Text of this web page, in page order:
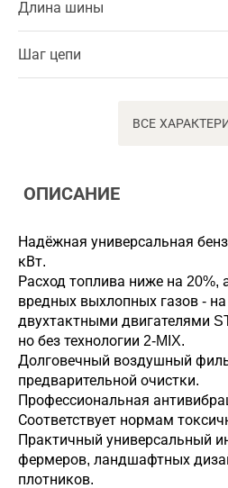
Длина шины
Шаг цепи
ВСЕ
ОПИСАНИЕ
Надёжная универсальная
кВт.
Расход топлива ниже на 20%,
вредных выхлопных газов -
двухтактными двигателями
но без технологии 2-MIX.
Долговечный воздушный
предварительной очистки.
Профессиональная
Соответствует нормам
Практичный универсальный
фермеров, ландшафтных
плотников.